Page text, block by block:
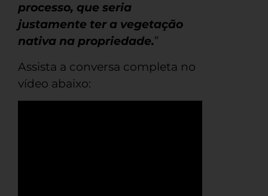
processo, que seria
justamente ter a vegetação
nativa na propriedade.”
Assista a conversa completa no
vídeo abaixo: